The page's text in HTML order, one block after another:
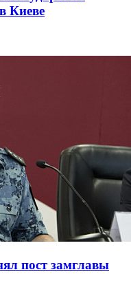
Киеве
пост замглавы